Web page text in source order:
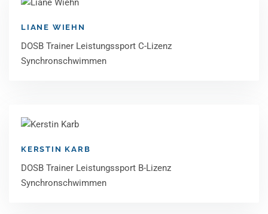
LIANE WIEHN
DOSB Trainer Leistungssport C-Lizenz
Synchronschwimmen
KERSTIN KARB
DOSB Trainer Leistungssport B-Lizenz
Synchronschwimmen